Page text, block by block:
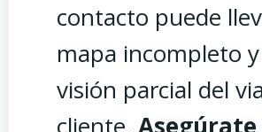
contacto puede
mapa incompleto
visión parcial del